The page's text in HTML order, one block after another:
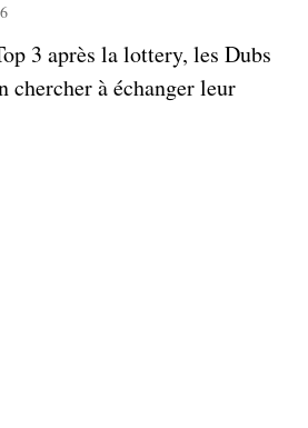
3 après la lottery, les Dubs
chercher à échanger leur